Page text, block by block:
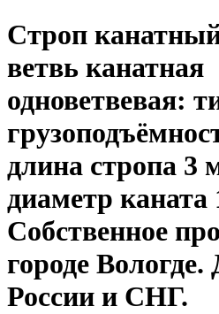
Строп
ветвь канатная
одноветвевая:
длина стропа 3
диаметр
Собственное
городе Вологде.
России и СНГ.